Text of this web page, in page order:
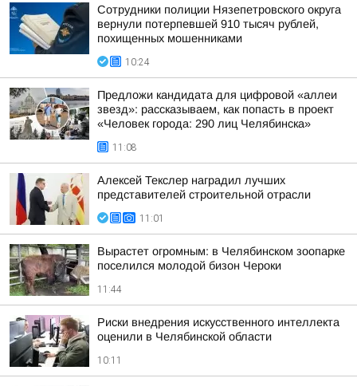
Сотрудники полиции Нязепетровского округа
вернули потерпевшей 910 тысяч рублей,
похищенных мошенниками
10:24
Предложи кандидата для цифровой «аллеи
звезд»: рассказываем, как попасть в проект
«Человек города: 290 лиц Челябинска»
11:08
Алексей Текслер наградил лучших
представителей строительной отрасли
11:01
Вырастет огромным: в Челябинском зоопарке
поселился молодой бизон Чероки
11:44
Риски внедрения искусственного интеллекта
оценили в Челябинской области
10:11